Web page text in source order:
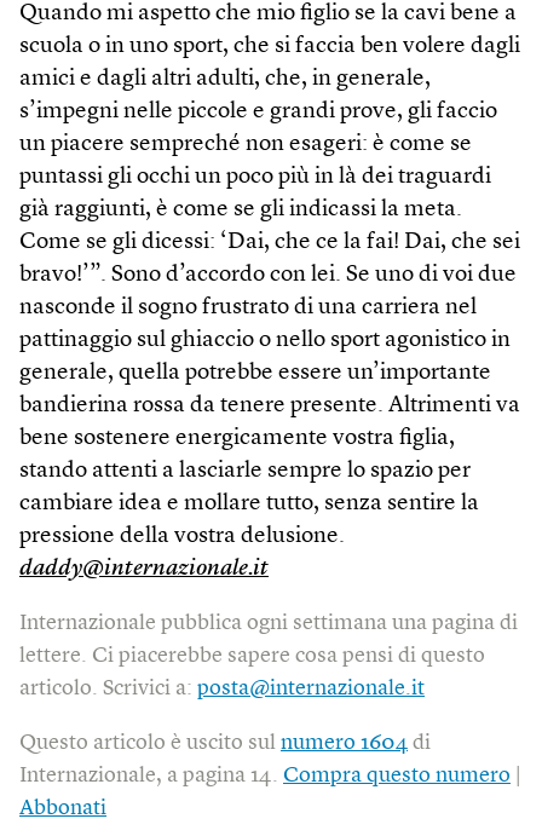
Quando mi aspetto che mio figlio se la cavi bene a
scuola o in uno sport, che si faccia ben volere dagli
amici e dagli altri adulti, che, in generale,
s’impegni nelle piccole e grandi prove, gli faccio
un piacere sempreché non esageri: è come se
puntassi gli occhi un poco più in là dei traguardi
già raggiunti, è come se gli indicassi la meta.
Come se gli dicessi: ‘Dai, che ce la fai! Dai, che sei
bravo!’”. Sono d’accordo con lei. Se uno di voi due
nasconde il sogno frustrato di una carriera nel
pattinaggio sul ghiaccio o nello sport agonistico in
generale, quella potrebbe essere un’importante
bandierina rossa da tenere presente. Altrimenti va
bene sostenere energicamente vostra figlia,
stando attenti a lasciarle sempre lo spazio per
cambiare idea e mollare tutto, senza sentire la
pressione della vostra delusione.
daddy@internazionale.it
Internazionale pubblica ogni settimana una pagina di
lettere. Ci piacerebbe sapere cosa pensi di questo
articolo. Scrivici a: posta@internazionale.it
Questo articolo è uscito sul numero 1604 di
Internazionale, a pagina 14. Compra questo numero
Abbonati